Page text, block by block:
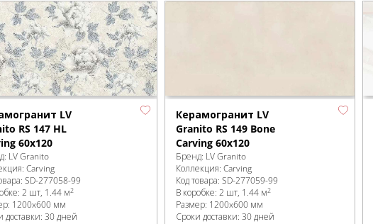
LV
RS 147 HL
60x120
LV Granito
Carving
SD-277058-99
: 2 шт, 1.44 м2
1200x600 мм
доставки: 30 дней
Керамогранит LV
Granito RS 149 Bone
Carving 60x120
Бренд: LV Granito
Коллекция:Carving
Код товара:SD-277059-99
В коробке:2 шт, 1.44 м2
Размер: 1200x600 мм
Сроки доставки: 30 дней